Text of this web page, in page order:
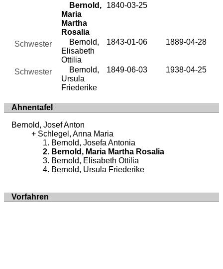
Bernold,
Maria
Martha
Rosalia
1840-03-25
Schwester
Bernold,
Elisabeth
Ottilia
1843-01-06 1889-04-28
Schwester
Bernold,
Ursula
Friederike
1849-06-03 1938-04-25
Ahnentafel
Bernold, Josef Anton
Schlegel, Anna Maria
Bernold, Josefa Antonia
Bernold, Maria Martha Rosalia
Bernold, Elisabeth Ottilia
Bernold, Ursula Friederike
Vorfahren